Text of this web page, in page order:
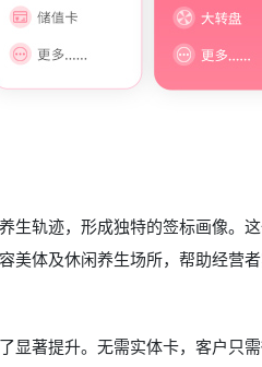
生轨迹，形成独特的签标画像。
美体及休闲养生场所，帮助经营
显著提升。无需实体卡，客户只